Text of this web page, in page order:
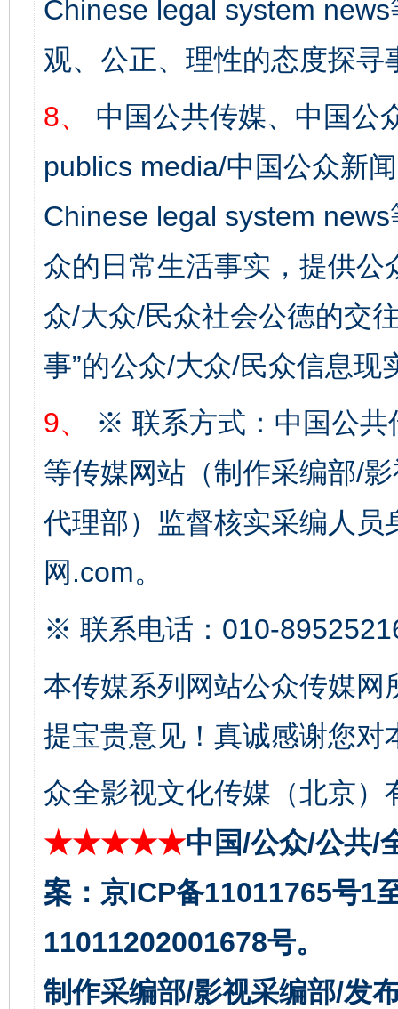
Chinese legal system
观、公正、理性的态度探寻
8、
中国公共传媒、中国公
publics media/中国公众新
Chinese legal system
众的日常生活事实，提供
众/大众/民众社会公德的交
事”的公众/大众/民众信息现
9、
※ 联系方式：中国公共
等传媒网站（制作采编部/
代理部）监督核实采编人员
网.com。
※ 联系电话：010-
本传媒系列网站公众传媒
提宝贵意见！真诚感谢您
众全影视文化传媒（北京）
★★★★★中国/公众/公共/
案：京ICP备11011765号1
11011202001678号。
制作采编部/影视采编部/发
网上购药对药下症？
在谋一域中谋全局
今